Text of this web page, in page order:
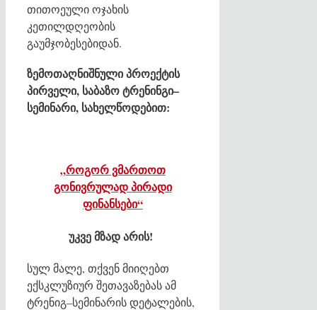
თითოეული ოჯახის
კეთილდღეობის
გაუმჯობესებიდან.
ზემოთაღნიშნული პროექტის
პირველი, საბაზო ტრენინგი–
სემინარი, სახელწოდებით:
„როგორ ვმართოთ
გონივრულად პირადი
ფინანსები“
უკვე მზად არის!
სულ მალე, თქვენ მიიღებთ
ექსკლუზიურ შეთავაზებას ამ
ტრენიგ–სემინარის დეტალების,